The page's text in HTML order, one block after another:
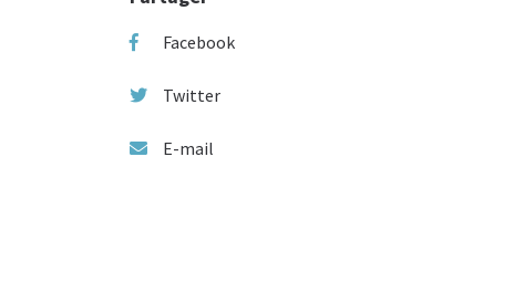
Facebook
Twitter
E-mail